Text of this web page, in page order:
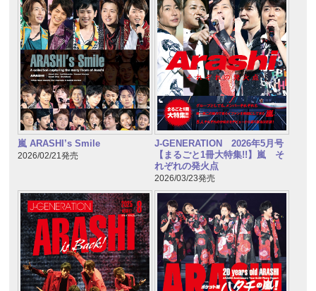
嵐 ARASHI’s Smile
2026/02/21発売
J-GENERATION 2026年5月号
【まるごと1冊大特集!!】嵐 そ
れぞれの発火点
2026/03/23発売